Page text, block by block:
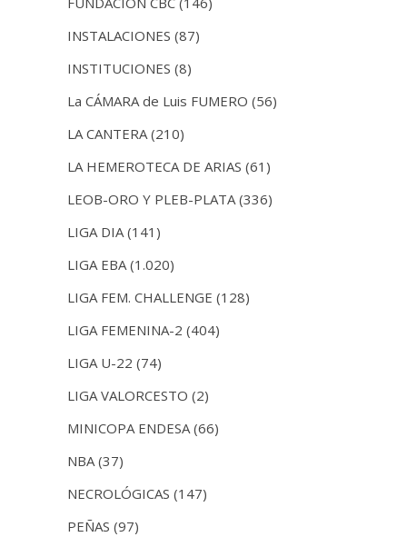
INSTALACIONES (87)
INSTITUCIONES (8)
La CÁMARA de Luis FUMERO (56)
LA CANTERA (210)
LA HEMEROTECA DE ARIAS (61)
LEOB-ORO Y PLEB-PLATA (336)
LIGA DIA (141)
LIGA EBA (1.020)
LIGA FEM. CHALLENGE (128)
LIGA FEMENINA-2 (404)
LIGA U-22 (74)
LIGA VALORCESTO (2)
MINICOPA ENDESA (66)
NBA (37)
NECROLÓGICAS (147)
PEÑAS (97)